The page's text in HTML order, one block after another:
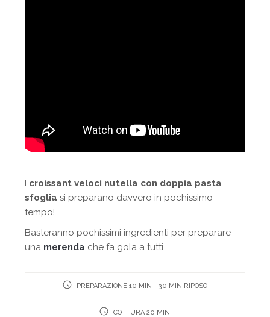
I croissant veloci nutella con doppia pasta
sfoglia si preparano davvero in pochissimo
tempo!
Basteranno pochissimi ingredienti per preparare
una merenda che fa gola a tutti.
PREPARAZIONE 10 MIN + 30 MIN RIPOSO
COTTURA 20 MIN